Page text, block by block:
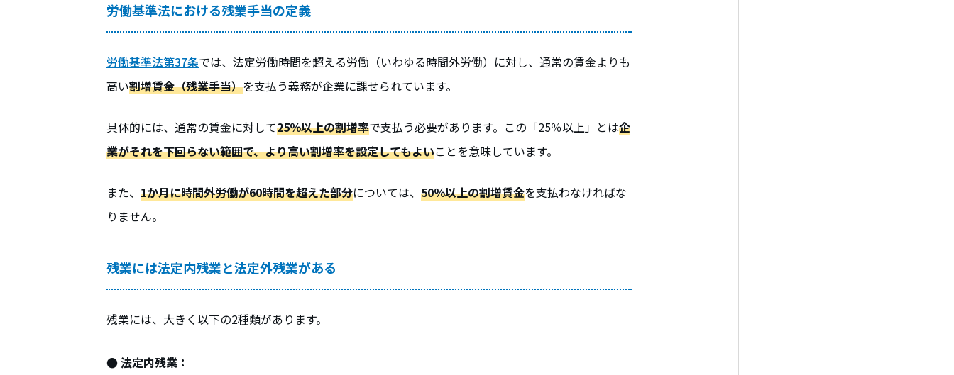
労働基準法における残業手当の定義
労働基準法第37条では、法定労働時間を超える労働（いわゆる時間外労働）に対し、通常の賃金よりも
高い割増賃金（残業手当）を支払う義務が企業に課せられています。
具体的には、通常の賃金に対して25％以上の割増率で支払う必要があります。この「25％以上」とは企
業がそれを下回らない範囲で、より高い割増率を設定してもよいことを意味しています。
また、 1か月に時間外労働が60時間を超えた部分については、 50％以上の割増賃金を支払わなければな
りません。
残業には法定内残業と法定外残業がある
残業には、大きく以下の2種類があります。
● 法定内残業：